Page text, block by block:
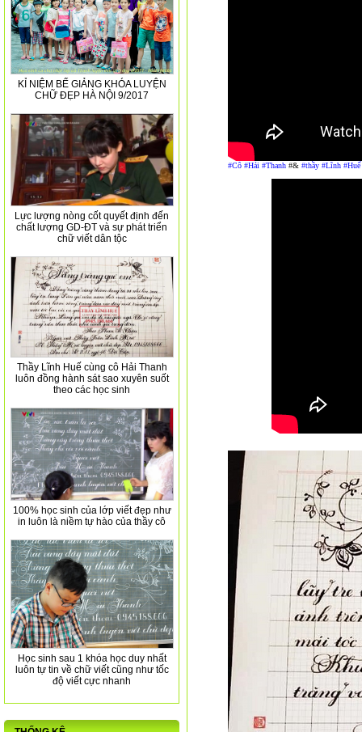
KỈ NIỆM BẾ GIẢNG KHÓA LUYỆN
CHỮ ĐẸP HÀ NỘI 9/2017
Lực lượng nòng cốt quyết định đến
chất lượng GD-ĐT và sự phát triển
chữ viết dân tộc
Thầy Lĩnh Huế cùng cô Hải Thanh
luôn đồng hành sát sao xuyên suốt
theo các học sinh
100% học sinh của lớp viết đẹp như
in luôn là niềm tự hào của thầy cô
Học sinh sau 1 khóa học duy nhất
luôn tự tin về chữ viết cũng như tốc
độ viết cực nhanh
#Cô #Hải #Thanh#& #thầy #Lĩnh #Huế